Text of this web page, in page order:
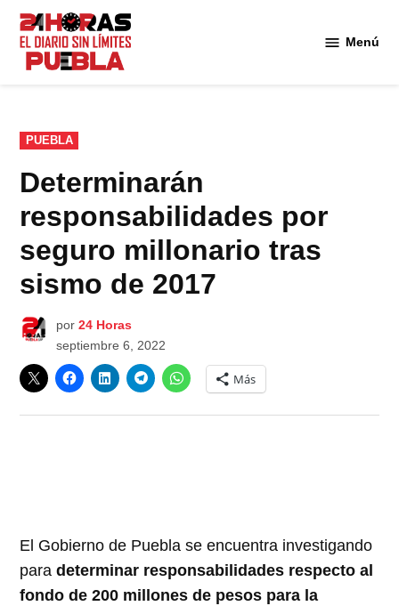
Saltar
contenido
Menú
PUBLICADO
EN
PUEBLA
Determinarán
responsabilidades por
seguro millonario tras
sismo de 2017
por 24 Horas
septiembre 6, 2022
Más
El Gobierno de Puebla se encuentra investigando
paradeterminar responsabilidades respecto al
fondo de 200 millones de pesos para la